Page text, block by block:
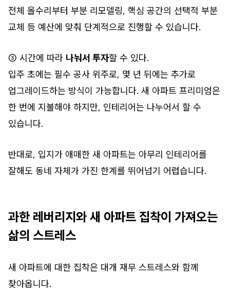
전체 올수리부터 부분 리모델링, 핵심 공간의 선택적 부분
교체 등 예산에 맞춰 단계적으로 진행할 수 있습니다.
③ 시간에 따라 나눠서 투자할 수 있다.
입주 초에는 필수 공사 위주로, 몇 년 뒤에는 추가로
업그레이드하는 방식이 가능합니다. 새 아파트 프리미엄은
한 번에 지불해야 하지만, 인테리어는 나누어서 할 수
있습니다.
반대로, 입지가 애매한 새 아파트는 아무리 인테리어를
잘해도 동네 자체가 가진 한계를 뛰어넘기 어렵습니다.
과한 레버리지와 새 아파트 집착이 가져오는
삶의 스트레스
새 아파트에 대한 집착은 대개 재무 스트레스와 함께
찾아옵니다.